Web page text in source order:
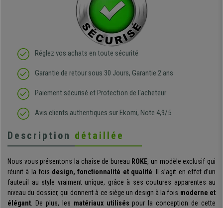
Réglez vos achats en toute sécurité
Garantie de retour sous 30 Jours, Garantie 2 ans
Paiement sécurisé et Protection de l'acheteur
Avis clients authentiques sur Ekomi, Note 4,9/5
Description détaillée
Nous vous présentons la chaise de bureau ROKE, un modèle exclusif qui
réunit à la fois design, fonctionnalité et qualité. Il s’agit en effet d’un
fauteuil au style vraiment unique, grâce à ses coutures apparentes au
niveau du dossier, qui donnent à ce siège un design à la fois moderne et
élégant. De plus, les matériaux utilisés pour la conception de cette